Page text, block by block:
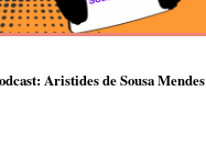
Aristides de Sousa Mendes